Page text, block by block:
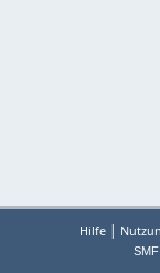
Hilfe |